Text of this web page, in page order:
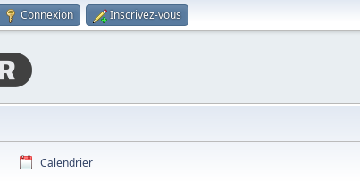
Connexion Inscrivez-vous
Calendrier